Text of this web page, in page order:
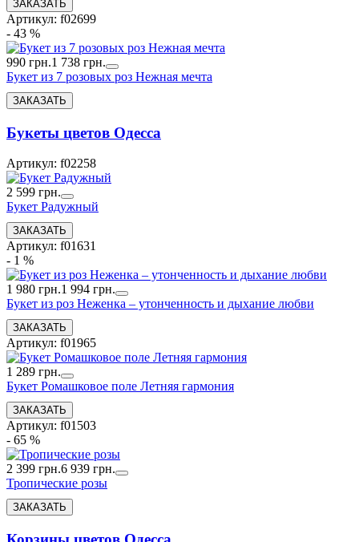
Артикул: f02699
- 43 %
990 грн.1 738 грн.
Букет из 7 розовых роз Нежная мечта
Букеты цветов Одесса
Артикул: f02258
2 599 грн.
Букет Радужный
Артикул: f01631
- 1 %
1 980 грн.1 994 грн.
Букет из роз Неженка – утонченность и дыхание любви
Артикул: f01965
1 289 грн.
Букет Ромашковое поле Летняя гармония
Артикул: f01503
- 65 %
2 399 грн.6 939 грн.
Тропические розы